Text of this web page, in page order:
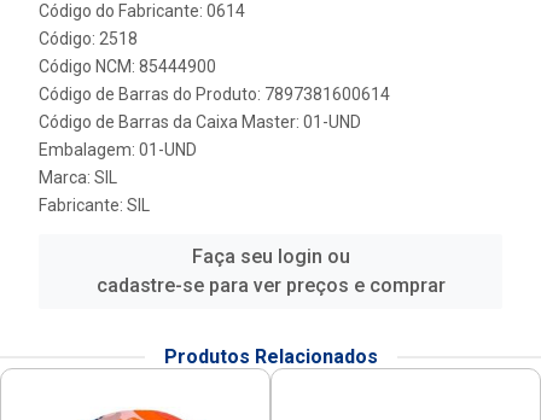
Código do Fabricante: 0614
Código: 2518
Código NCM: 85444900
Código de Barras do Produto: 7897381600614
Código de Barras da Caixa Master: 01-UND
Embalagem: 01-UND
Marca: SIL
Fabricante: SIL
Faça seu login ou
cadastre-se para ver preços e comprar
Produtos Relacionados